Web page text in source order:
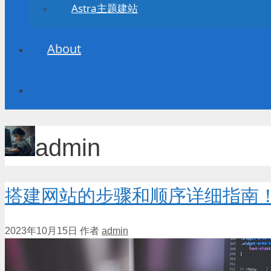
Astra主题建站
About
admin
搭建网站的步骤和顺序详细指南
2023年10月15日 作者 admin